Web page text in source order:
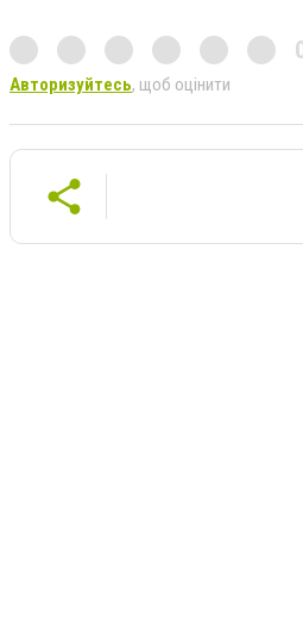
Авторизуйтесь, щоб оцінити